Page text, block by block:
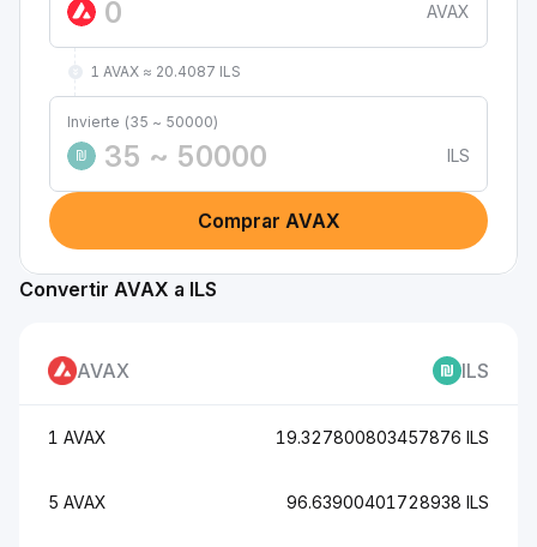
AVAX
1 AVAX ≈ 20.4087 ILS
Invierte (35 ~ 50000)
₪
ILS
Comprar AVAX
Convertir AVAX a ILS
AVAX ILS
1 AVAX 19.327800803457876 ILS
5 AVAX 96.63900401728938 ILS